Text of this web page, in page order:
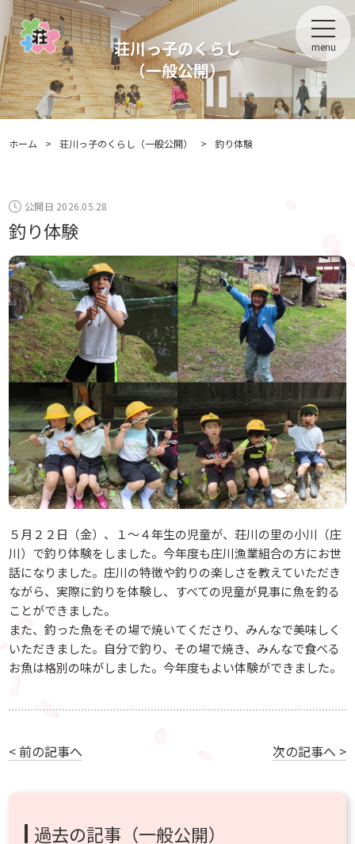
menu
荘川っ子のくらし
（一般公開）
ホーム > 荘川っ子のくらし（一般公開） > 釣り体験
公開日 2026.05.28
釣り体験
５月２２日（金）、１～４年生の児童が、荘川の里の小川（庄
川）で釣り体験をしました。今年度も庄川漁業組合の方にお世
話になりました。庄川の特徴や釣りの楽しさを教えていただき
ながら、実際に釣りを体験し、すべての児童が見事に魚を釣る
ことができました。
また、釣った魚をその場で焼いてくださり、みんなで美味しく
いただきました。自分で釣り、その場で焼き、みんなで食べる
お魚は格別の味がしました。今年度もよい体験ができました。
< 前の記事へ 次の記事へ >
過去の記事（一般公開）